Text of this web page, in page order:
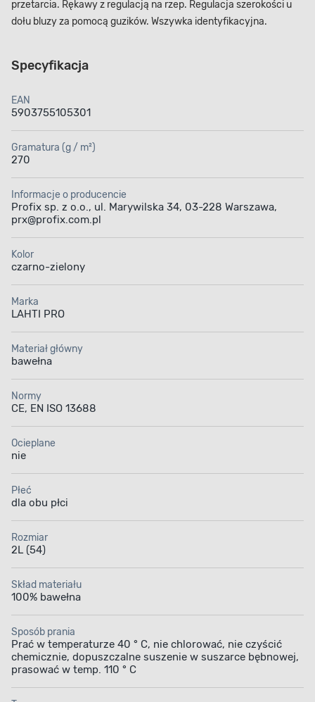
przetarcia. Rękawy z regulacją na rzep. Regulacja szerokości u
dołu bluzy za pomocą guzików. Wszywka identyfikacyjna.
Specyfikacja
EAN
5903755105301
Gramatura (g / m²)
270
Informacje o producencie
Profix sp. z o.o., ul. Marywilska 34, 03-228 Warszawa,
prx@profix.com.pl
Kolor
czarno-zielony
Marka
LAHTI PRO
Materiał główny
bawełna
Normy
CE, EN ISO 13688
Ocieplane
nie
Płeć
dla obu płci
Rozmiar
2L (54)
Skład materiału
100% bawełna
Sposób prania
Prać w temperaturze 40 ° C, nie chlorować, nie czyścić
chemicznie, dopuszczalne suszenie w suszarce bębnowej,
prasować w temp. 110 ° C